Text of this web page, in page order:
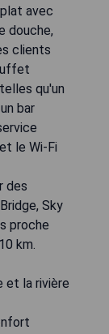
avec
douche,
clients
qu'un
bar
le Wi-Fi
des
Sky
proche
km.
et la rivière